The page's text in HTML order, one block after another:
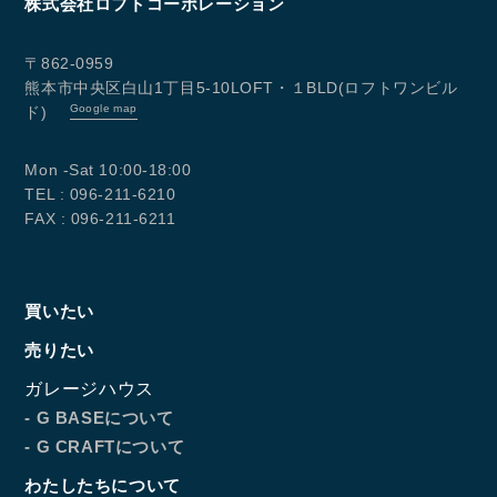
096-211-6210
〒862-0959
熊本市中央区白山1丁目5-10LOFT・１BLD(ロフトワンビル
ド)
Google map
Mon -Sat 10:00-18:00
TEL : 096-211-6210
FAX : 096-211-6211
買いたい
売りたい
ガレージハウス
- G BASEについて
- G CRAFTについて
わたしたちについて